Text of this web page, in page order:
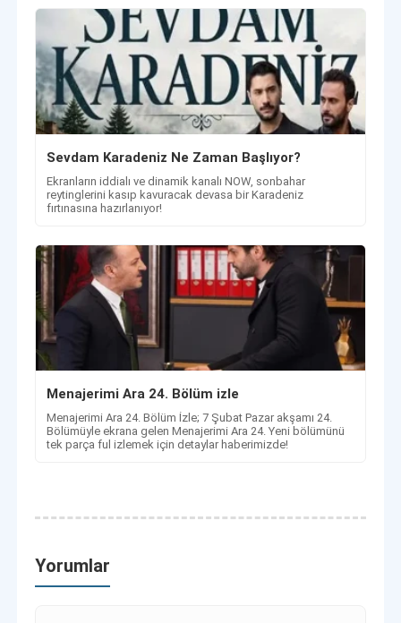
Sevdam Karadeniz Ne Zaman Başlıyor?
Ekranların iddialı ve dinamik kanalı NOW, sonbahar
reytinglerini kasıp kavuracak devasa bir Karadeniz
fırtınasına hazırlanıyor!
Menajerimi Ara 24. Bölüm izle
Menajerimi Ara 24. Bölüm İzle; 7 Şubat Pazar akşamı 24.
Bölümüyle ekrana gelen Menajerimi Ara 24. Yeni bölümünü
tek parça ful izlemek için detaylar haberimizde!
Yorumlar